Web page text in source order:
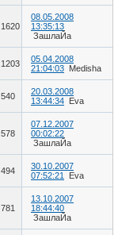
1620
08.05.2008
13:35:13
ЗашлаЙа
1203
05.04.2008
21:04:03 Medisha
540
20.03.2008
13:44:34
Eva
578
07.12.2007
00:02:22
ЗашлаЙа
494
30.10.2007
07:52:21
Eva
781
13.10.2007
18:44:40
ЗашлаЙа